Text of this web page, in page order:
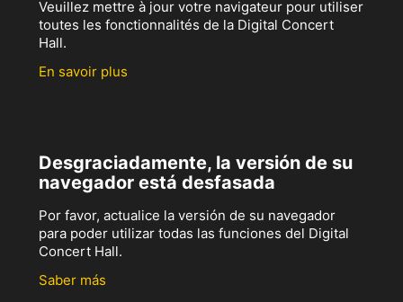
Veuillez mettre à jour votre navigateur pour utiliser
toutes les fonctionnalités de la Digital Concert
Hall.
En savoir plus
Desgraciadamente, la versión de su
navegador está desfasada
Por favor, actualice la versión de su navegador
para poder utilizar todas las funciones del Digital
Concert Hall.
Saber más